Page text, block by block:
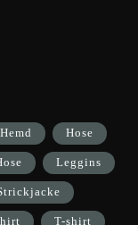
Hemd Hose
Leggins
T-shirt